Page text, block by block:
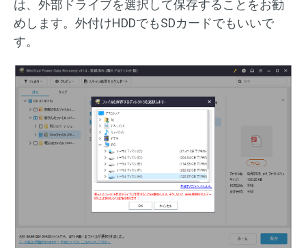
は、外部ドライブを選択して保存することをお勧
めします。外付けHDDでもSDカードでもいいで
す。